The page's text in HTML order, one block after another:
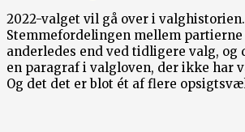
2022-valget vil gå over i valghistorien.
Stemmefordelingen mellem
anderledes end ved tidligere valg, og
en paragraf i valgloven, der ikke har
Og det det er blot ét af flere